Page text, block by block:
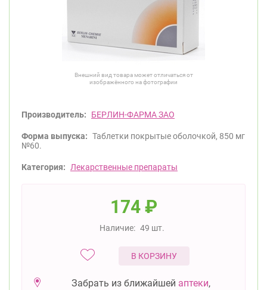
Внешний вид товара может отличаться от
изображённого на фотографии
Производитель: БЕРЛИН-ФАРМА ЗАО
Форма выпуска: Таблетки покрытые оболочкой, 850 мг
№60.
Категория: Лекарственные препараты
174 ₽
Наличие: 49 шт.
В КОРЗИНУ
Забрать из ближайшей аптеки,